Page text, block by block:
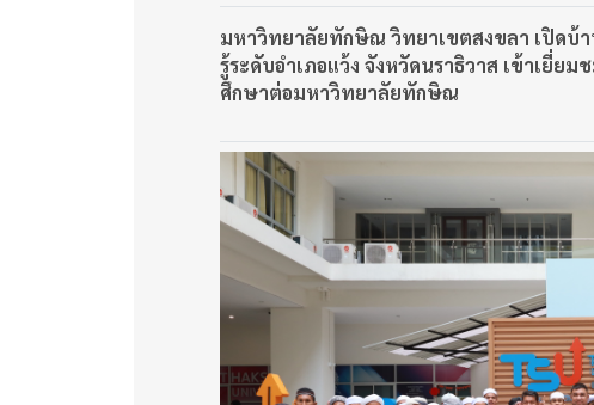
มหาวิทยาลัยทักษิณ วิทยาเขตสงขลา เปิดบ้
รู้ระดับอำเภอแว้ง จังหวัดนราธิวาส เข้าเยี่ย
ศึกษาต่อมหาวิทยาลัยทักษิณ